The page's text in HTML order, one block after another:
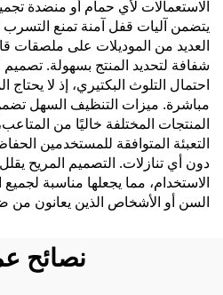
الاستعمالات لأي حمام أو منضدة
يتضمن آليات قفل آمنة تمنع التسرب
العديد من الموديلات على ملصقات
شفافة لتحديد المنتج بسهولة.
احتمال التلوث البكتيري، إذ لا
مباشرة. ميزات التنظيف السهل
المنتجات المختلفة خاليًا من
التعبئة المتوافقة للمستخدمين
دون أي تنازلات. التصميم المريح يقلل
الاستخدام، مما يجعلها مناسبة لجميع
السن أو الأشخاص الذين يعانون
نصائح